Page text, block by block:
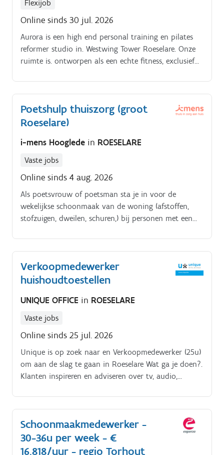
het omgaan met kansarmen en maatschappelijk
kwetsbaren Je hebt oog voor de sociale, economische
en culturele context van problemen en neemt deze
mee bij het zoeken naar oplossingen Je hebt oog
voor het vroeg detecteren van risico's in de
ontwikkeling en reikt mogelijke oplossingen aan Je
staat in voor de doorverwijzing van cliënten naar het
netwerk waarbij je vanuit een draaischijffunctie de
verder opvolging van de cliënt doet Je staat in nauw
contact met je collega artsen en collega
verpleegkundigen Je werkt samen in een
multidisciplinair team en neemt actief deel aan het
Flexijob
Online sinds 30 jul. 2026
Aurora is een high end personal training en pilates
reformer studio in. Westwing Tower Roeselare. Onze
ruimte is. ontworpen als een echte fitness, exclusief
bent.
Poetshulp thuiszorg (groot
Roeselare)
i-mens Hooglede in ROESELARE
Vaste jobs
Online sinds 4 aug. 2026
Als poetsvrouw of poetsman sta je in voor de
wekelijkse schoonmaak van de woning (afstoffen,
stofzuigen, dweilen, schuren,) bij personen met een
bij mensen thuis (wassen en strijken).
Verkoopmedewerker
huishoudtoestellen
UNIQUE OFFICE in ROESELARE
Vaste jobs
Online sinds 25 jul. 2026
Unique is op zoek naar en Verkoopmedewerker (25u)
om aan de slag te gaan in Roeselare Wat ga je doen?.
Klanten inspireren en adviseren over tv, audio,
en meedenken in totaaloplossingen. Bijkomende
services en verzekeringen voorstellen. Commerciële
doelstellingen behalen en overtreffen.
Schoonmaakmedewerker -
30-36u per week - €
16.818/uur - regio Torhout